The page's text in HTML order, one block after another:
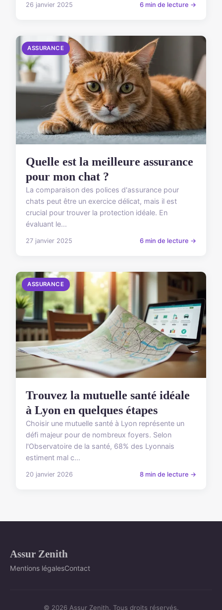
26 janvier 2025 6 min de lecture →
ASSURANCE
Quelle est la meilleure assurance
pour mon chat ?
La comparaison des polices d'assurance pour
chats peut être un exercice délicat, mais il est
crucial pour trouver la protection idéale. En
évaluant le...
27 janvier 2025 6 min de lecture →
ASSURANCE
Trouvez la mutuelle santé idéale
à Lyon en quelques étapes
Choisir une mutuelle santé à Lyon représente un
défi majeur pour de nombreux foyers. Selon
l'Observatoire de la santé, 68% des Lyonnais
estiment mal c...
20 janvier 2026 8 min de lecture →
Assur Zenith
Mentions légalesContact
© 2026 Assur Zenith. Tous droits réservés.